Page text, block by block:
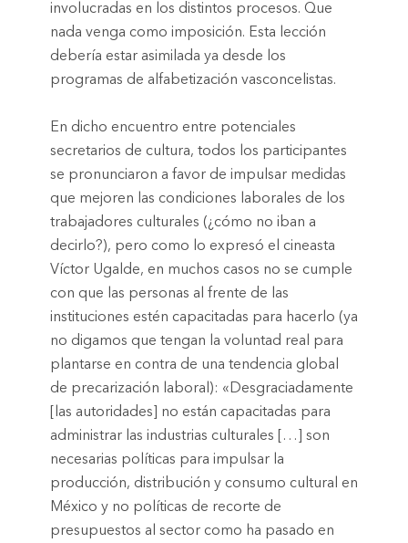
involucradas en los distintos procesos. Que
nada venga como imposición. Esta lección
debería estar asimilada ya desde los
programas de alfabetización vasconcelistas.
En dicho encuentro entre potenciales
secretarios de cultura, todos los participantes
se pronunciaron a favor de impulsar medidas
que mejoren las condiciones laborales de los
trabajadores culturales (¿cómo no iban a
decirlo?), pero como lo expresó el cineasta
Víctor Ugalde, en muchos casos no se cumple
con que las personas al frente de las
instituciones estén capacitadas para hacerlo (ya
no digamos que tengan la voluntad real para
plantarse en contra de una tendencia global
de precarización laboral): «Desgraciadamente
[las autoridades] no están capacitadas para
administrar las industrias culturales […] son
necesarias políticas para impulsar la
producción, distribución y consumo cultural en
México y no políticas de recorte de
presupuestos al sector como ha pasado en